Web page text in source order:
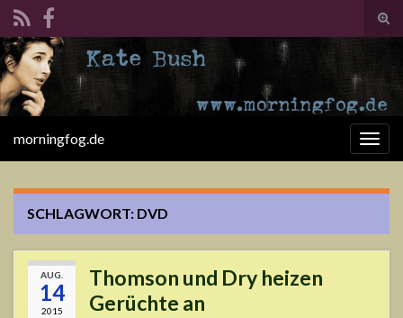
Search for:
morningfog.de
SCHLAGWORT: DVD
AUG.
14
2015
Thomson und Dry heizen
Gerüchte an